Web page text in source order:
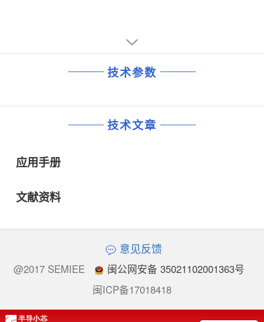
技术参数
技术文章
应用手册
文献资料
意见反馈
@2017 SEMIEE
闽公网安备 35021102001363号
闽ICP备17018418